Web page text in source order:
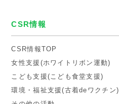
CSR情報
CSR情報TOP
女性支援(ホワイトリボン運動)
こども支援(こども食堂支援)
環境・福祉支援(古着deワクチン)